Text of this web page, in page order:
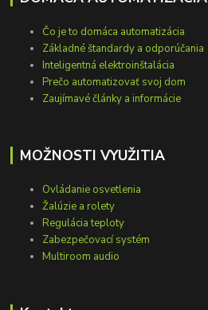
Čo je to domáca automatizácia
Základné štandardy a odporúčania
Inteligentná elektroinštalácia
Prečo automatizovať svoj dom
Zaujímavé články a informácie
MOŽNOSTI VYUŽITIA
Ovládanie osvetlenia
Žalúzie a rolety
Regulácia teploty
Zabezpečovací systém
Multiroom audio